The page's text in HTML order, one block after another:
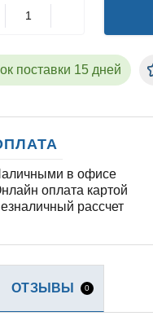
поставки 15 дней
в офисе
оплата картой
рассчет
ОТЗЫВЫ 0